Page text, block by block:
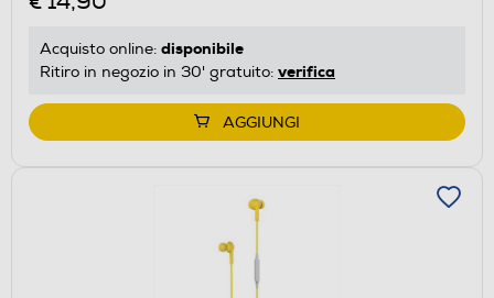
Acquisto online: disponibile
Ritiro in negozio in 30' gratuito: verifica
AGGIUNGI